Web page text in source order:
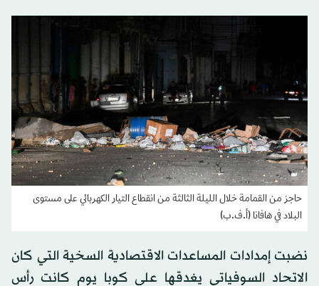
حاجز من القمامة خلال الليلة الثالثة من انقطاع التيار الكهربائي على مستوى
البلاد في هافانا (أ.ف.ب)
نضبت إمدادات المساعدات الاقتصادية السخية التي كان
الاتحاد السوفياتي يغدقها على كوبا يوم كانت رأس